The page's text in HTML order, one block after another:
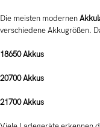
Die meisten modernen
verschiedene Akkugrößen.
18650 Akkus
20700 Akkus
21700 Akkus